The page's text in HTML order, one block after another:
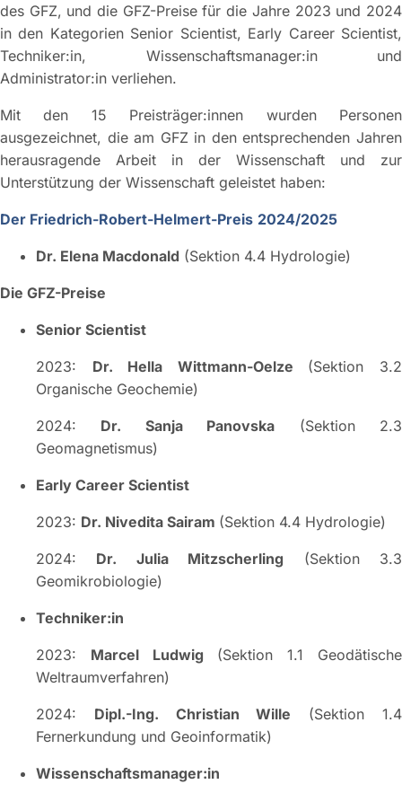
des GFZ, und die GFZ-Preise für die Jahre 2023 und 2024
in den Kategorien Senior Scientist, Early Career Scientist,
Techniker:in, Wissenschaftsmanager:in und
Administrator:in verliehen.
Mit den 15 Preisträger:innen wurden Personen
ausgezeichnet, die am GFZ in den entsprechenden Jahren
herausragende Arbeit in der Wissenschaft und zur
Unterstützung der Wissenschaft geleistet haben:
Der Friedrich-Robert-Helmert-Preis 2024/2025
Dr. Elena Macdonald (Sektion 4.4 Hydrologie)
Die GFZ-Preise
Senior Scientist
2023: Dr. Hella Wittmann-Oelze (Sektion 3.2
Organische Geochemie)
2024: Dr. Sanja Panovska (Sektion 2.3
Geomagnetismus)
Early Career Scientist
2023: Dr. Nivedita Sairam (Sektion 4.4 Hydrologie)
2024: Dr. Julia Mitzscherling (Sektion 3.3
Geomikrobiologie)
Techniker:in
2023: Marcel Ludwig (Sektion 1.1 Geodätische
Weltraumverfahren)
2024: Dipl.-Ing. Christian Wille (Sektion 1.4
Fernerkundung und Geoinformatik)
Wissenschaftsmanager:in